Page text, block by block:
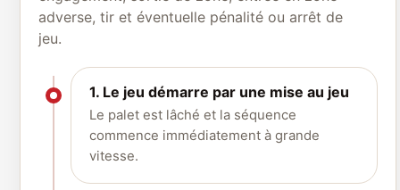
adverse, tir et éventuelle pénalité ou arrêt de
jeu.
1. Le jeu démarre par une mise au jeu
Le palet est lâché et la séquence
commence immédiatement à grande
vitesse.